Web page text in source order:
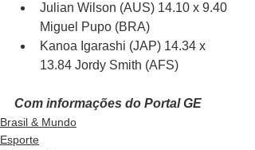
Julian Wilson (AUS) 14.10 x 9.40
Miguel Pupo (BRA)
Kanoa Igarashi (JAP) 14.34 x
13.84 Jordy Smith (AFS)
Com informações do Portal GE
Brasil & Mundo
Esporte